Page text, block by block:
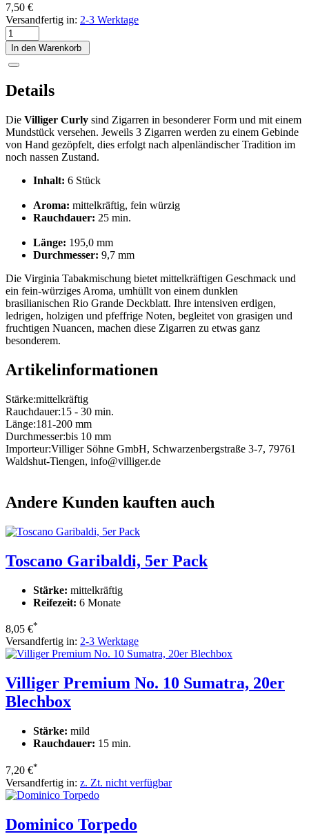
7,50 €
Versandfertig in: 2-3 Werktage
In den Warenkorb
Details
Die Villiger Curly sind Zigarren in besonderer Form und mit einem
Mundstück versehen. Jeweils 3 Zigarren werden zu einem Gebinde
von Hand gezöpfelt, dies erfolgt nach alpenländischer Tradition im
noch nassen Zustand.
Inhalt: 6 Stück
Aroma: mittelkräftig, fein würzig
Rauchdauer: 25 min.
Länge: 195,0 mm
Durchmesser: 9,7 mm
Die Virginia Tabakmischung bietet mittelkräftigen Geschmack und
ein fein-würziges Aroma, umhüllt von einem dunklen
brasilianischen Rio Grande Deckblatt. Ihre intensiven erdigen,
ledrigen, holzigen und pfeffrige Noten, begleitet von grasigen und
fruchtigen Nuancen, machen diese Zigarren zu etwas ganz
besonderem.
Artikelinformationen
Stärke:mittelkräftig
Rauchdauer:15 - 30 min.
Länge:181-200 mm
Durchmesser:bis 10 mm
Importeur:Villiger Söhne GmbH, Schwarzenbergstraße 3-7, 79761
Waldshut-Tiengen, info@villiger.de
Andere Kunden kauften auch
Toscano Garibaldi, 5er Pack
Stärke: mittelkräftig
Reifezeit: 6 Monate
8,05 €*
Versandfertig in: 2-3 Werktage
Villiger Premium No. 10 Sumatra, 20er
Blechbox
Stärke: mild
Rauchdauer: 15 min.
7,20 €*
Versandfertig in: z. Zt. nicht verfügbar
Dominico Torpedo